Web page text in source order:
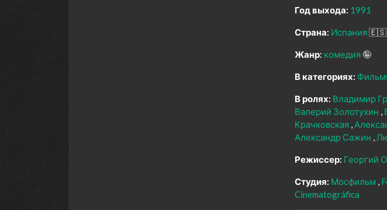
Год выхода: 1991
Страна: Испания🇪🇸
Жанр: комедия 🤪
В категориях:
В ролях: Владимир
Валерий Золотухин
Крачковская
Александр Сажин
Режиссер: Георгий
Студия: Мосфильм
Cinematográfica